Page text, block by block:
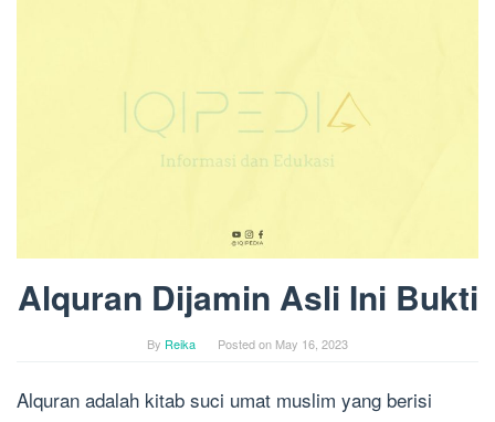
Alquran Dijamin Asli Ini Bukti
By Reika Posted on May 16, 2023
Alquran adalah kitab suci umat muslim yang berisi